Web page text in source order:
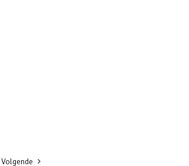
Volgende